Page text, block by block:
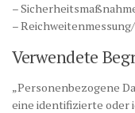
–
–
Verwendete
„Personenbezogene
eine identifizierte oder